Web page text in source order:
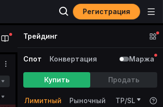
Регистрация
Трейдинг
Спот Конвертация Маржа
Купить Продать
Лимитный Рыночный TP/SL